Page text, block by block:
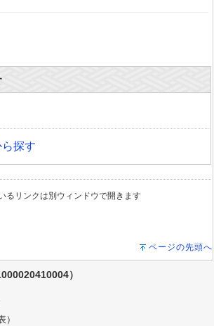
探す
るリンクは別ウィンドウで開きます
ページの先頭へ
）
）